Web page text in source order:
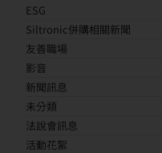
ESG
Siltronic併購相關新聞
友善職場
影音
新聞訊息
未分類
法說會訊息
活動花絮